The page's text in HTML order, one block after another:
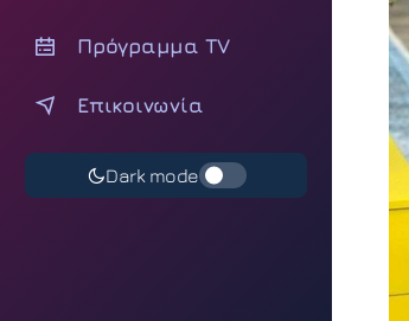
Πρόγραμμα TV
Επικοινωνία
Dark mode